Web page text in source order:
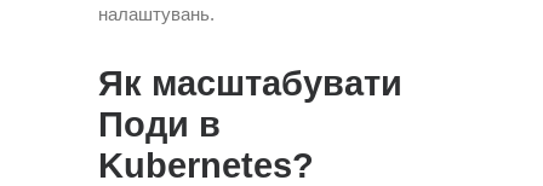
налаштувань.
Як масштабувати
Поди в
Kubernetes?